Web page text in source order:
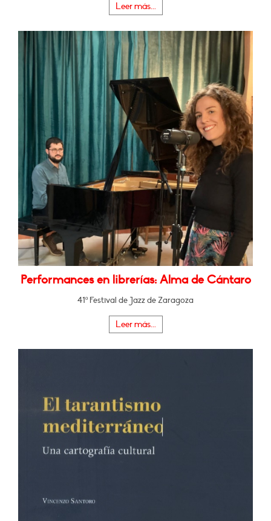
Leer más...
Performances en librerías: Alma de Cántaro
41º Festival de Jazz de Zaragoza
Leer más...